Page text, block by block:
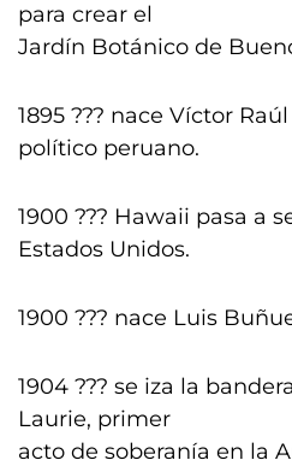
para crear el
Jardín Botánico de
1895 ??? nace Víctor
político peruano.
1900 ??? Hawaii pasa a
Estados Unidos.
1900 ??? nace Luis
1904 ??? se iza la
Laurie, primer
acto de soberanía en la